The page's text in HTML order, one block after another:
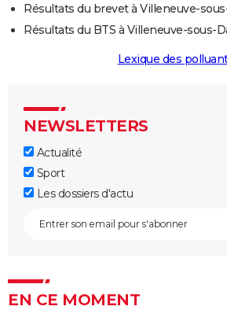
Résultats du brevet à Villeneuve-
Résultats du BTS à Villeneuve-sous-
Lexique des
NEWSLETTERS
Actualité
Sport
Les dossiers d'actu
EN CE MOMENT